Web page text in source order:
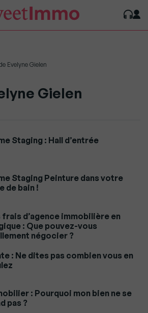
Evelyne Gielen
Gielen
Staging : Hall d’entrée
Staging Peinture dans votre
de bain !
frais d’agence immobilière en
: Que pouvez-vous
négocier ?
: Ne dites pas combien vous en
: Pourquoi mon bien ne se
pas ?